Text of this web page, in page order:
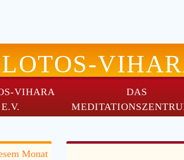
LOTOS-
VIHARA
E.V.
DAS
Monat